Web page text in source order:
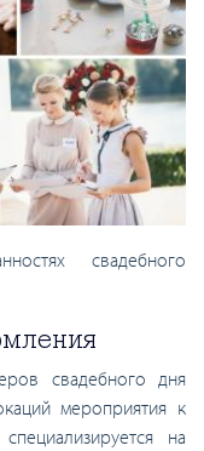
свадебного
свадебного дня
мероприятия к
на